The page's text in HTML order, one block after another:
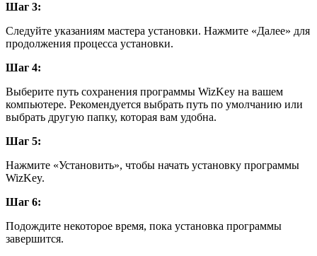
Шаг 3:
Следуйте указаниям мастера установки. Нажмите «Далее» для
продолжения процесса установки.
Шаг 4:
Выберите путь сохранения программы WizKey на вашем
компьютере. Рекомендуется выбрать путь по умолчанию или
выбрать другую папку, которая вам удобна.
Шаг 5:
Нажмите «Установить», чтобы начать установку программы
WizKey.
Шаг 6:
Подождите некоторое время, пока установка программы
завершится.